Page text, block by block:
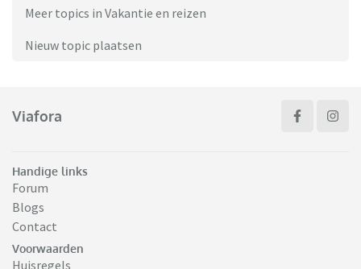
Meer topics in Vakantie en reizen
Nieuw topic plaatsen
Viafora
Handige links
Forum
Blogs
Contact
Voorwaarden
Huisregels